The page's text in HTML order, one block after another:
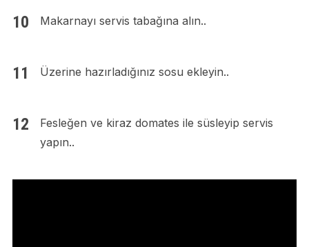
Makarnayı servis tabağına alın..
Üzerine hazırladığınız sosu ekleyin..
Fesleğen ve kiraz domates ile süsleyip servis
yapın..